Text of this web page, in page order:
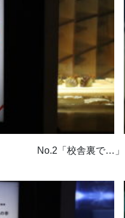
No.2「校舎裏で…